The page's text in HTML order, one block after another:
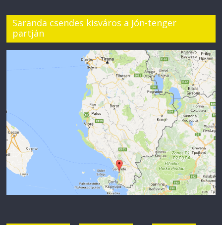
Saranda csendes kisváros a Jón-tenger
partján